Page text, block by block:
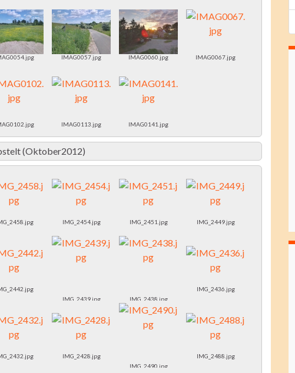
IMAG0057.jpg IMAG0060.jpg IMAG0067.jpg
IMAG0113.jpg IMAG0141.jpg
(Oktober2012)
IMG_2454.jpg IMG_2451.jpg IMG_2449.jpg
IMG_2439.jpg
IMG_2438.jpg
IMG_2436.jpg
IMG_2428.jpg
IMG_2490.jpg
IMG_2488.jpg